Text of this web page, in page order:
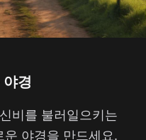
경
비를 불러일으키는
야경을 만드세요.